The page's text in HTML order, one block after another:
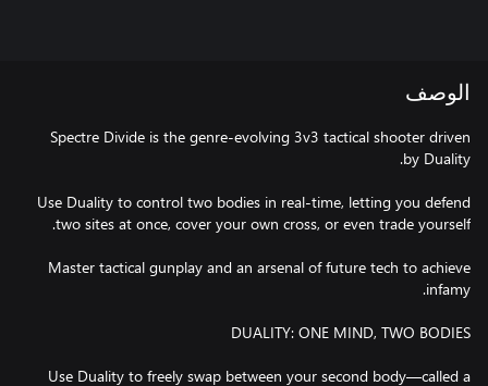
الوصف
Spectre Divide is the genre-evolving 3v3 tactical shooter driven
Use Duality to control two bodies in real-time, letting you defend
Master tactical gunplay and an arsenal of future tech to achieve
Use Duality to freely swap between your second body—called a